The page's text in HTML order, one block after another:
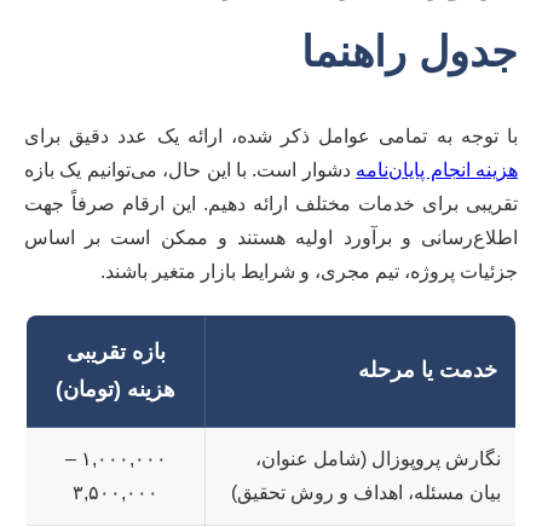
جدول راهنما
با توجه به تمامی عوامل ذکر شده، ارائه یک عدد دقیق برای
هزینه انجام پایان‌نامه دشوار است. با این حال، می‌توانیم یک بازه
تقریبی برای خدمات مختلف ارائه دهیم. این ارقام صرفاً جهت
اطلاع‌رسانی و برآورد اولیه هستند و ممکن است بر اساس
جزئیات پروژه، تیم مجری، و شرایط بازار متغیر باشند.
خدمت یا مرحله
بازه تقریبی
هزینه (تومان)
نگارش پروپوزال (شامل عنوان،
بیان مسئله، اهداف و روش تحقیق)
۱,۰۰۰,۰۰۰ –
۳,۵۰۰,۰۰۰